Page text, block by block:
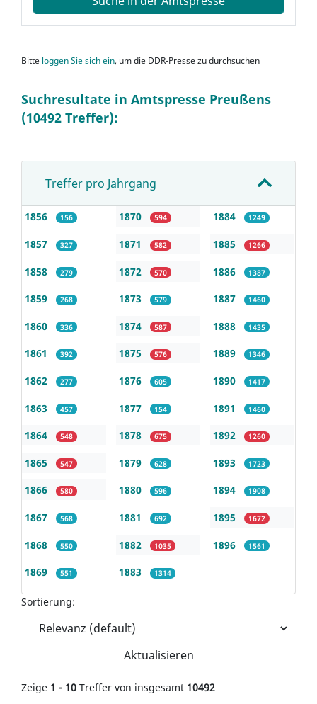
Bitte loggen Sie sich ein, um die DDR-Presse zu durchsuchen
Suchresultate in Amtspresse Preußens
(10492 Treffer):
Treffer pro Jahrgang
1856 156
1857 327
1858 279
1859 268
1860 336
1861 392
1862 277
1863 457
1864 548
1865 547
1866 580
1867 568
1868 550
1869 551
1870 594
1871 582
1872 570
1873 579
1874 587
1875 576
1876 605
1877 154
1878 675
1879 628
1880 596
1881 692
1882 1035
1883 1314
1884 1249
1885 1266
1886 1387
1887 1460
1888 1435
1889 1346
1890 1417
1891 1460
1892 1260
1893 1723
1894 1908
1895 1672
1896 1561
Sortierung:
Aktualisieren
Zeige 1 - 10 Treffer von insgesamt 10492